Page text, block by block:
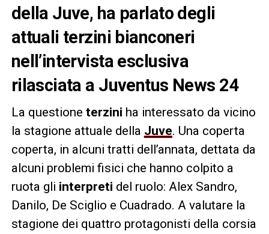
della Juve, ha parlato degli
attuali terzini bianconeri
nell’intervista esclusiva
rilasciata a Juventus News 24
La questione terzini ha interessato da vicino
la stagione attuale della Juve. Una coperta
coperta, in alcuni tratti dell’annata, dettata da
alcuni problemi fisici che hanno colpito a
ruota gli interpreti del ruolo: Alex Sandro,
Danilo, De Sciglio e Cuadrado. A valutare la
stagione dei quattro protagonisti della corsia